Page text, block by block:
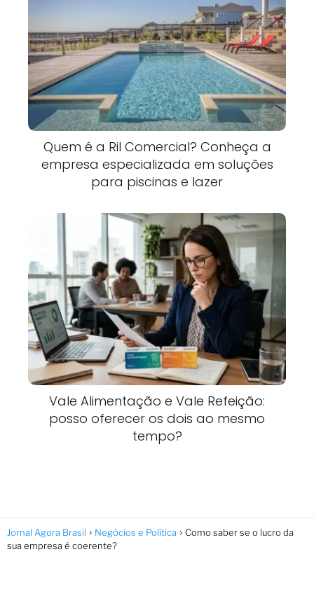
Quem é a Ril Comercial? Conheça a
empresa especializada em soluções
para piscinas e lazer
Vale Alimentação e Vale Refeição:
posso oferecer os dois ao mesmo
tempo?
Jornal Agora Brasil Negócios e Política
Como saber se o lucro da
sua empresa é coerente?